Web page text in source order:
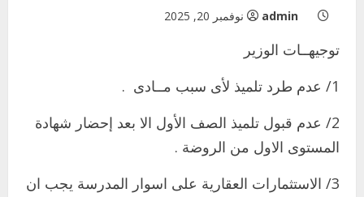
admin نوفمبر 20, 2025
توجيهــات الوزير
1/ عدم طرد تلميذ لأى سبب مــادى .
2/ عدم قبول تلميذ الصف الأول الا بعد إحضار شهادة
المستوى الاول من الروضة .
3/ الاستثمارات العقارية على اسوار المدرسة يجب ان